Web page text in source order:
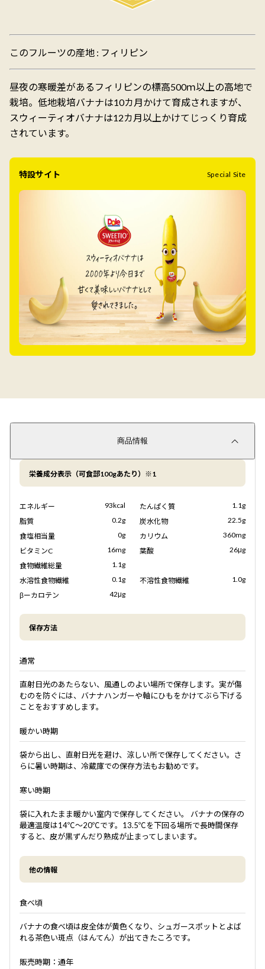
このフルーツの産地 : フィリピン
昼夜の寒暖差があるフィリピンの標高500ｍ以上の高地で
栽培。低地栽培バナナは10カ月かけて育成されますが、
スウィーティオバナナは12カ月以上かけてじっくり育成
されています。
特設サイト Special Site
商品情報
栄養成分表示（可食部100gあたり）※1
エネルギー 93kcal たんぱく質
1.1g
脂質
0.2g 炭水化物
22.5g
食塩相当量
0g カリウム
360mg
ビタミンC
16mg 葉酸
26μg
食物繊維総量
1.1g
水溶性食物繊維
0.1g 不溶性食物繊維
1.0g
βーカロテン
42μg
保存方法
通常
直射日光のあたらない、風通しのよい場所で保存します。実が傷
むのを防ぐには、バナナハンガーや軸にひもをかけてぶら下げる
ことをおすすめします。
暖かい時期
袋から出し、直射日光を避け、涼しい所で保存してください。さ
らに暑い時期は、冷蔵庫での保存方法もお勧めです。
寒い時期
袋に入れたまま暖かい室内で保存してください。 バナナの保存の
最適温度は14℃～20℃です。13.5℃を下回る場所で長時間保存
すると、皮が黒ずんだり熟成が止まってしまいます。
他の情報
食べ頃
バナナの食べ頃は皮全体が黄色くなり、シュガースポットとよば
れる茶色い斑点（はんてん）が出てきたころです。
販売時期：通年